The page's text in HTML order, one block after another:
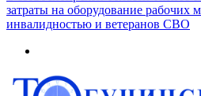
затраты на оборудование рабочих
инвалидностью и ветеранов СВО